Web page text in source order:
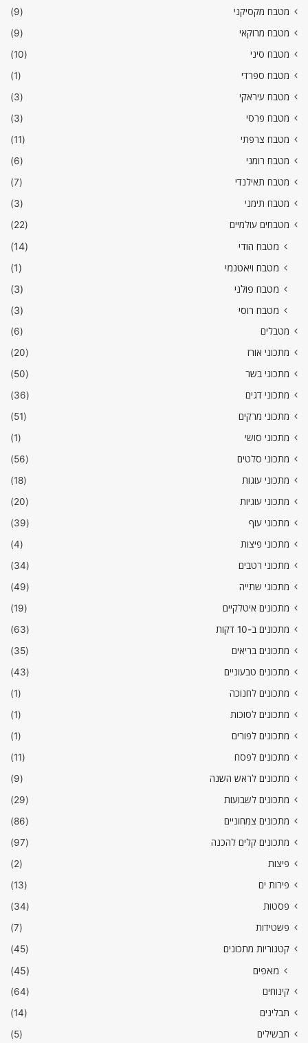
מטבח מקסיקני
(9)
מטבח מרוקאי
(9)
מטבח סיני
(10)
מטבח ספרדי
(1)
מטבח עיראקי
(3)
מטבח פרסי
(3)
מטבח צרפתי
(11)
מטבח רומני
(6)
מטבח תאילנדי
(7)
מטבח תימני
(3)
מטבחים עולמיים
(22)
מטבח הודי
(14)
מטבח ויאטנמי
(1)
מטבח פולני
(3)
מטבח רוסי
(3)
מטבלים
(6)
מתכוני אורז
(20)
מתכוני בשר
(50)
מתכוני דגים
(36)
מתכוני מרקים
(51)
מתכוני סושי
(1)
מתכוני סלטים
(56)
מתכוני עוגות
(18)
מתכוני עוגיות
(20)
מתכוני עוף
(39)
מתכוני פיצות
(4)
מתכוני רטבים
(34)
מתכוני שתייה
(49)
מתכונים איטלקיים
(19)
מתכונים ב-10 דקות
(63)
מתכונים בריאים
(35)
מתכונים טבעוניים
(43)
מתכונים לחנוכה
(1)
מתכונים לסוכות
(1)
מתכונים לפורים
(1)
מתכונים לפסח
(11)
מתכונים לראש השנה
(9)
מתכונים לשבועות
(29)
מתכונים צמחוניים
(86)
מתכונים קלים להכנה
(97)
פיצות
(2)
פירות ים
(13)
פסטות
(34)
פשטידות
(7)
קטגוריות מתכונים
(45)
מאפים (45)
קינוחים
(64)
תבלינים
(14)
תבשילים
(5)